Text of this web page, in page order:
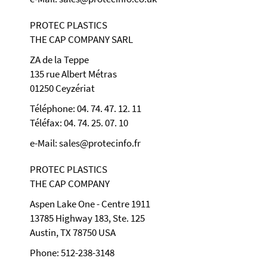
PROTEC PLASTICS
THE CAP COMPANY SARL
ZA de la Teppe
135 rue Albert Métras
01250 Ceyzériat
Téléphone: 04. 74. 47. 12. 11
Téléfax: 04. 74. 25. 07. 10
e-Mail: sales@protecinfo.fr
PROTEC PLASTICS
THE CAP COMPANY
Aspen Lake One - Centre 1911
13785 Highway 183, Ste. 125
Austin, TX 78750 USA
Phone: 512-238-3148